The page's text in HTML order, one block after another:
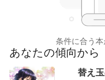
条件に合う
あなたの傾向から
替え